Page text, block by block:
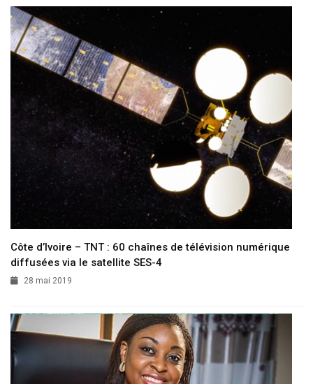
Côte d’Ivoire – TNT : 60 chaînes de télévision numérique
diffusées via le satellite SES-4
28 mai 2019